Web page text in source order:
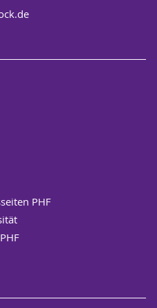
- Zweitfach
- Erstfach
- Erstfach
.de
PHF